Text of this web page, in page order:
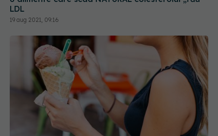
Un aditiv găsit des în înghețată, iaurt și sosuri
agravează inflamația colonului